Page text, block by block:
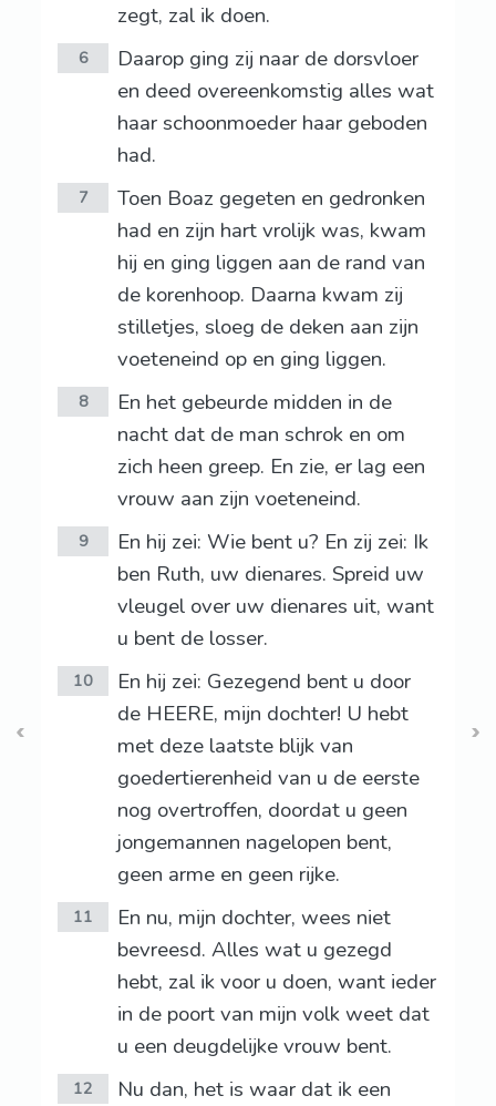
zegt, zal ik doen.
6
Daarop ging zij naar de dorsvloer
en deed overeenkomstig alles wat
haar schoonmoeder haar geboden
had.
7
Toen Boaz gegeten en gedronken
had en zijn hart vrolijk was, kwam
hij en ging liggen aan de rand van
de korenhoop. Daarna kwam zij
stilletjes, sloeg de deken aan zijn
voeteneind op en ging liggen.
8
En het gebeurde midden in de
nacht dat de man schrok en om
zich heen greep. En zie, er lag een
vrouw aan zijn voeteneind.
9
En hij zei: Wie bent u? En zij zei: Ik
ben Ruth, uw dienares. Spreid uw
vleugel over uw dienares uit, want
u bent de losser.
10
En hij zei: Gezegend bent u door
de HEERE, mijn dochter! U hebt
met deze laatste blijk van
goedertierenheid van u de eerste
nog overtroffen, doordat u geen
jongemannen nagelopen bent,
geen arme en geen rijke.
11
En nu, mijn dochter, wees niet
bevreesd. Alles wat u gezegd
hebt, zal ik voor u doen, want ieder
in de poort van mijn volk weet dat
u een deugdelijke vrouw bent.
12
Nu dan, het is waar dat ik een